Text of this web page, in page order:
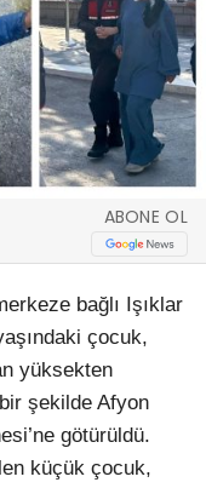
ABONE OL
bağlı Işıklar
çocuk,
yüksekten
şekilde Afyon
götürüldü.
küçük çocuk,